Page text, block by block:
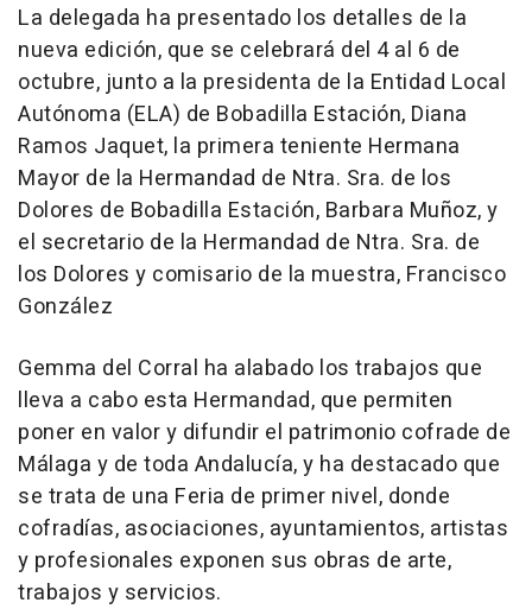
La delegada ha presentado los detalles de la
nueva edición, que se celebrará del 4 al 6 de
octubre, junto a la presidenta de la Entidad Local
Autónoma (ELA) de Bobadilla Estación, Diana
Ramos Jaquet, la primera teniente Hermana
Mayor de la Hermandad de Ntra. Sra. de los
Dolores de Bobadilla Estación, Barbara Muñoz, y
el secretario de la Hermandad de Ntra. Sra. de
los Dolores y comisario de la muestra, Francisco
González
Gemma del Corral ha alabado los trabajos que
lleva a cabo esta Hermandad, que permiten
poner en valor y difundir el patrimonio cofrade de
Málaga y de toda Andalucía, y ha destacado que
se trata de una Feria de primer nivel, donde
cofradías, asociaciones, ayuntamientos, artistas
y profesionales exponen sus obras de arte,
trabajos y servicios.